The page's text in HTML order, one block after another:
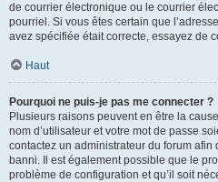
de courrier électronique ou le courrier
pourriel. Si vous êtes certain que
avez spécifiée était correcte, essayez de
Haut
Pourquoi ne puis-je pas me connecter ?
Plusieurs raisons peuvent en être la
nom d’utilisateur et votre mot de passe
contactez un administrateur du forum
banni. Il est également possible que le
problème de configuration et qu’il soit